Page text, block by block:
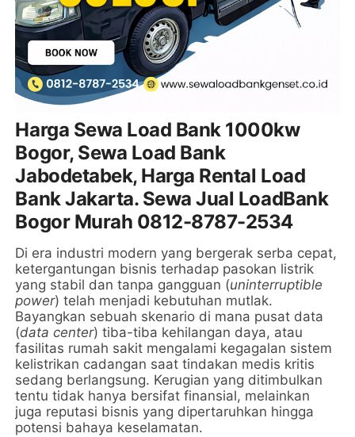
Harga Sewa Load Bank 1000kw
Bogor, Sewa Load Bank
Jabodetabek, Harga Rental Load
Bank Jakarta. Sewa Jual LoadBank
Bogor Murah 0812-8787-2534
Di era industri modern yang bergerak serba cepat,
ketergantungan bisnis terhadap pasokan listrik
yang stabil dan tanpa gangguan (uninterruptible
power) telah menjadi kebutuhan mutlak.
Bayangkan sebuah skenario di mana pusat data
(data center) tiba-tiba kehilangan daya, atau
fasilitas rumah sakit mengalami kegagalan sistem
kelistrikan cadangan saat tindakan medis kritis
sedang berlangsung. Kerugian yang ditimbulkan
tentu tidak hanya bersifat finansial, melainkan
juga reputasi bisnis yang dipertaruhkan hingga
potensi bahaya keselamatan.